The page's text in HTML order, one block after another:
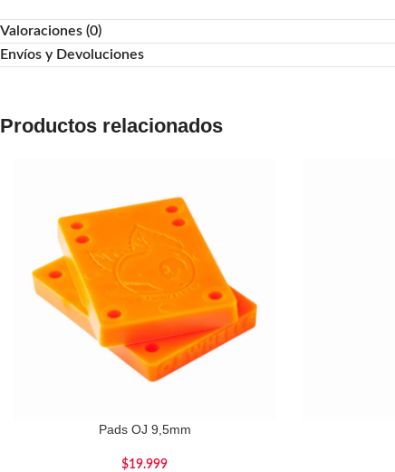
Valoraciones (0)
Envíos y Devoluciones
Productos relacionados
Pads OJ 9,5mm
$19.999